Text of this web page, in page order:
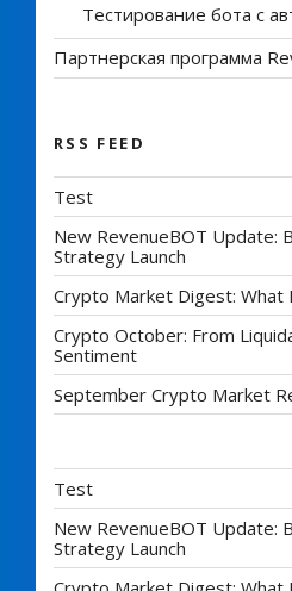
Тестирование бота с
Партнерская программа
RSS FEED
Test
New RevenueBOT Update:
Strategy Launch
Crypto Market Digest: What
Crypto October: From
Sentiment
September Crypto Market
Test
New RevenueBOT Update:
Strategy Launch